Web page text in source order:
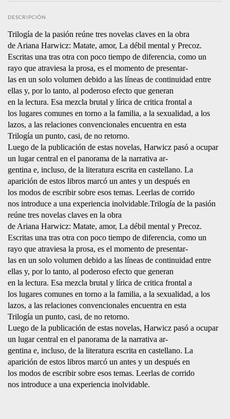
DESCRIPCIÓN
Trilogía de la pasión reúne tres novelas claves en la obra
de Ariana Harwicz: Matate, amor, La débil mental y Precoz.
Escritas una tras otra con poco tiempo de diferencia, como un
rayo que atraviesa la prosa, es el momento de presentar-
las en un solo volumen debido a las líneas de continuidad entre
ellas y, por lo tanto, al poderoso efecto que generan
en la lectura. Esa mezcla brutal y lírica de critica frontal a
los lugares comunes en torno a la familia, a la sexualidad, a los
lazos, a las relaciones convencionales encuentra en esta
Trilogía un punto, casi, de no retorno.
Luego de la publicación de estas novelas, Harwicz pasó a ocupar
un lugar central en el panorama de la narrativa ar-
gentina e, incluso, de la literatura escrita en castellano. La
aparición de estos libros marcó un antes y un después en
los modos de escribir sobre esos temas. Leerlas de corrido
nos introduce a una experiencia inolvidable.Trilogía de la pasión
reúne tres novelas claves en la obra
de Ariana Harwicz: Matate, amor, La débil mental y Precoz.
Escritas una tras otra con poco tiempo de diferencia, como un
rayo que atraviesa la prosa, es el momento de presentar-
las en un solo volumen debido a las líneas de continuidad entre
ellas y, por lo tanto, al poderoso efecto que generan
en la lectura. Esa mezcla brutal y lírica de critica frontal a
los lugares comunes en torno a la familia, a la sexualidad, a los
lazos, a las relaciones convencionales encuentra en esta
Trilogía un punto, casi, de no retorno.
Luego de la publicación de estas novelas, Harwicz pasó a ocupar
un lugar central en el panorama de la narrativa ar-
gentina e, incluso, de la literatura escrita en castellano. La
aparición de estos libros marcó un antes y un después en
los modos de escribir sobre esos temas. Leerlas de corrido
nos introduce a una experiencia inolvidable.